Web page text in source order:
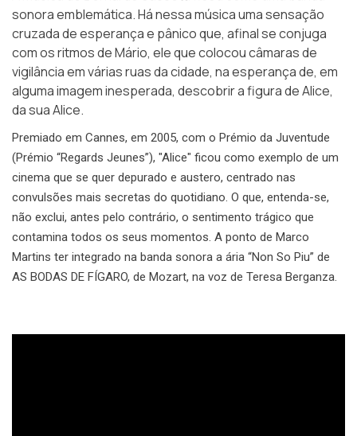
sonora emblemática. Há nessa música uma sensação
cruzada de esperança e pânico que, afinal se conjuga
com os ritmos de Mário, ele que colocou câmaras de
vigilância em várias ruas da cidade, na esperança de, em
alguma imagem inesperada, descobrir a figura de Alice,
da sua Alice.
Premiado em Cannes, em 2005, com o Prémio da Juventude
(Prémio “Regards Jeunes”), "Alice" ficou como exemplo de um
cinema que se quer depurado e austero, centrado nas
convulsões mais secretas do quotidiano. O que, entenda-se,
não exclui, antes pelo contrário, o sentimento trágico que
contamina todos os seus momentos. A ponto de Marco
Martins ter integrado na banda sonora a ária “Non So Piu” de
AS BODAS DE FÍGARO, de Mozart, na voz de Teresa Berganza.